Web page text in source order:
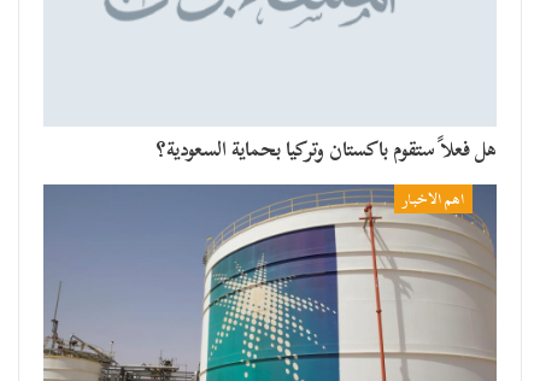
هل فعلاً ستقوم باكستان وتركيا بحماية السعودية؟
اهم الاخبار